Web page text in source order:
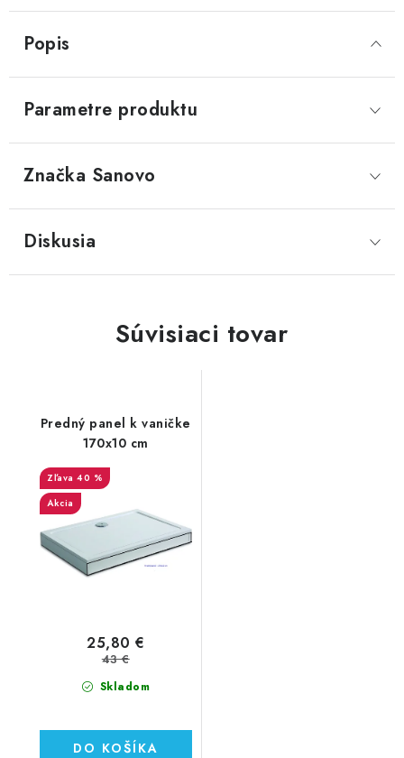
Popis
Parametre produktu
Značka Sanovo
Diskusia
Súvisiaci tovar
Predný panel k vaničke
170x10 cm
40 %
Akcia
Skladom
25,80 €
43 €
DO KOŠÍKA